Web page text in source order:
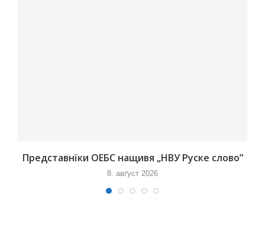
Представнїки ОЕБС нащивя „НВУ Руске слово”
8. авґуст 2026